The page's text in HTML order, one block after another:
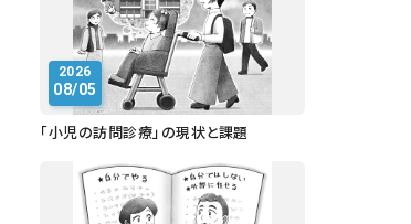
2026
08/05
「小児の訪問診療」の現状と課題